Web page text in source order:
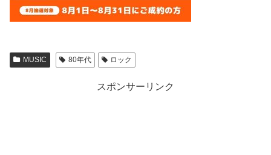
MUSIC 80年代 ロック
スポンサーリンク